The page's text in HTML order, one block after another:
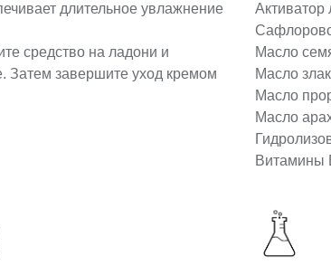
длительное увлажнение
средство на ладони и
Затем завершите уход кремом
Активатор
Масло
Масло
Масло
Масло
Витамины